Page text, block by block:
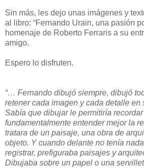
Sin más, les dejo unas imágenes y
al libro: “Fernando Urain, una pasión
homenaje de Roberto Ferraris a su
amigo.
Espero lo disfruten.
“… Fernando dibujó siempre, dibujó
retener cada imagen y cada detalle en
Sabía que dibujar le permitiría
fundamentalmente entender mejor la
tratara de un paisaje, una obra de
objeto. Y cuando delante no tenía
registrar, prefiguraba paisajes y
Dibujaba sobre un papel o una